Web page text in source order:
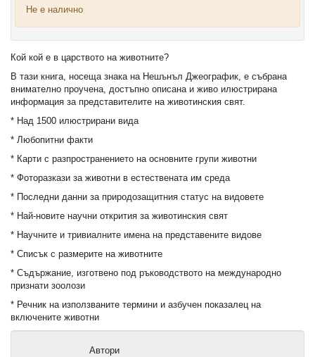
Не е налично
Кой кой е в царството на животните?
В тази книга, носеща знака на Нешънъл Джеографик, е събрана
внимателно проучена, достъпно описана и живо илюстрирана
информация за представителите на животинския свят.
* Над 1500 илюстрирани вида
* Любопитни факти
* Карти с разпространението на основните групи животни
* Фоторазкази за животни в естествената им среда
* Последни данни за природозащитния статус на видовете
* Най-новите научни открития за животинския свят
* Научните и тривиалните имена на представените видове
* Списък с размерите на животните
* Съдържание, изготвено под ръководството на международно
признати зоолози
* Речник на използваните термини и азбучен показалец на
включените животни
Автори